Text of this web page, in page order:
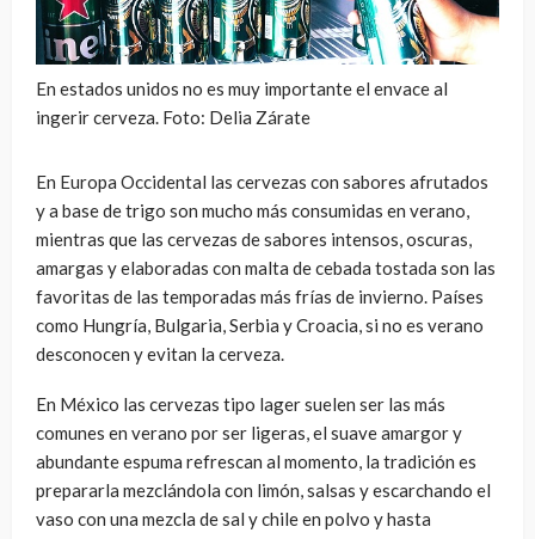
En estados unidos no es muy importante el envace al
ingerir cerveza. Foto: Delia Zárate
En Europa Occidental las cervezas con sabores afrutados
y a base de trigo son mucho más consumidas en verano,
mientras que las cervezas de sabores intensos, oscuras,
amargas y elaboradas con malta de cebada tostada son las
favoritas de las temporadas más frías de invierno. Países
como Hungría, Bulgaria, Serbia y Croacia, si no es verano
desconocen y evitan la cerveza.
En México las cervezas tipo lager suelen ser las más
comunes en verano por ser ligeras, el suave amargor y
abundante espuma refrescan al momento, la tradición es
prepararla mezclándola con limón, salsas y escarchando el
vaso con una mezcla de sal y chile en polvo y hasta